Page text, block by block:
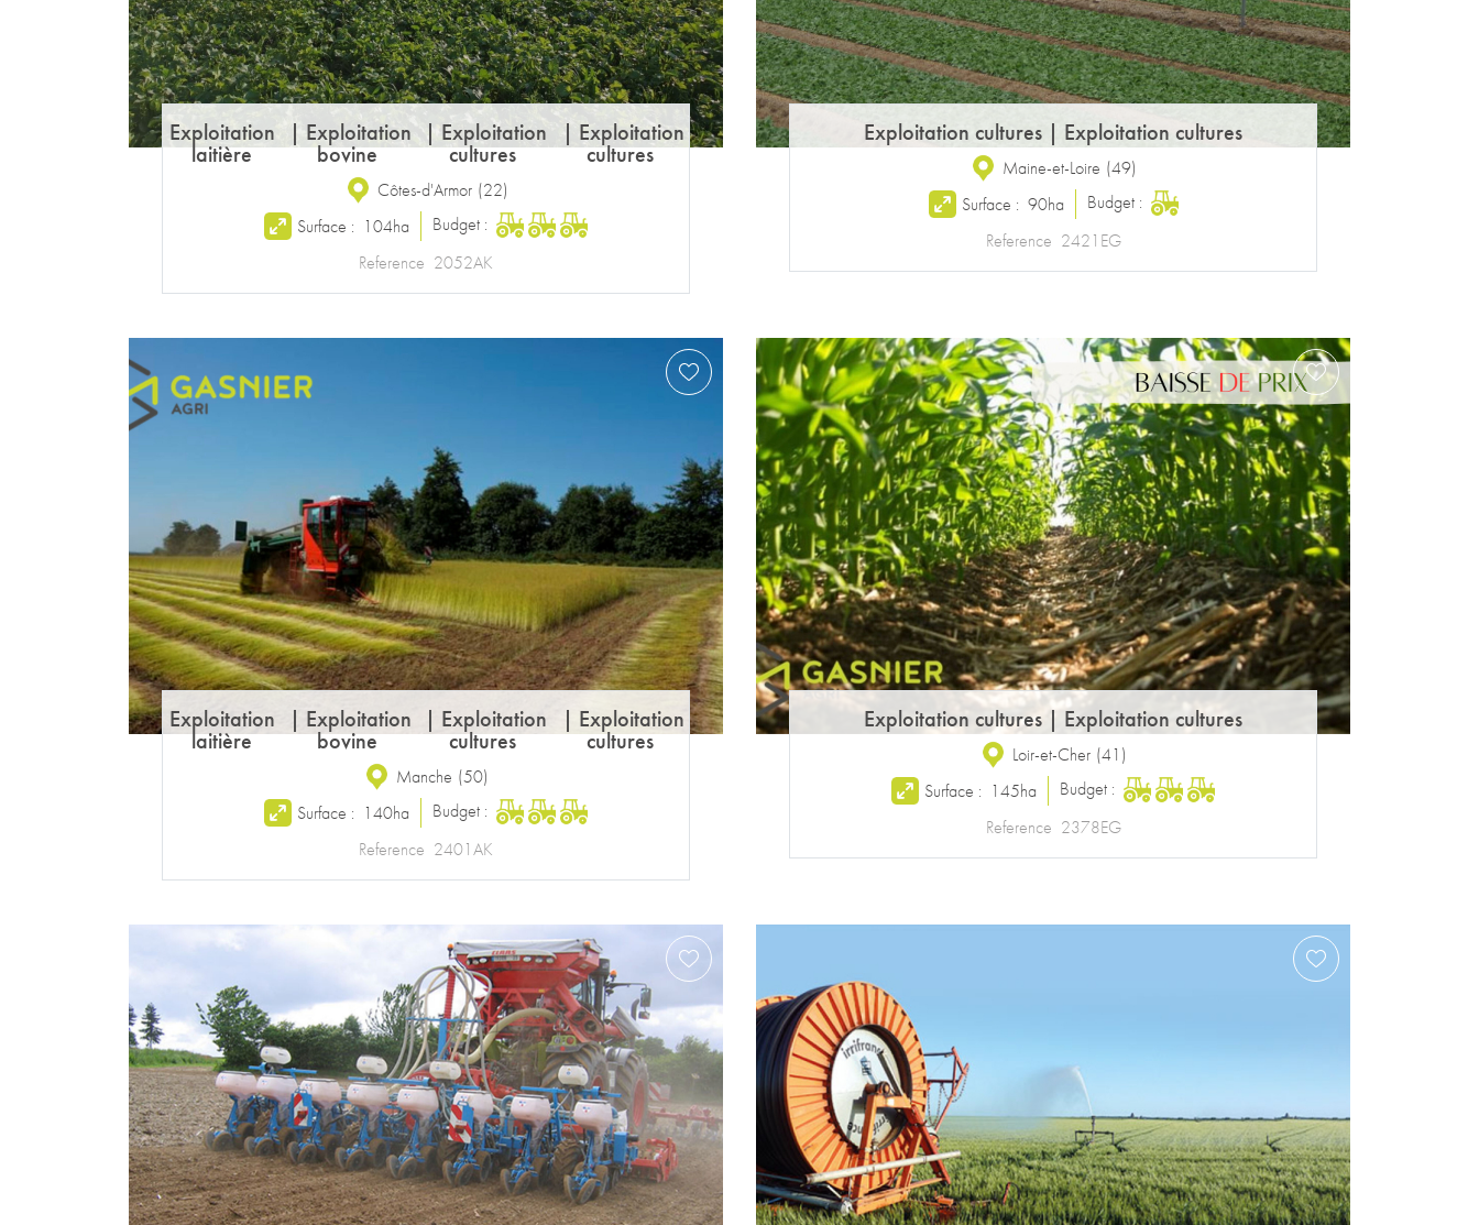
Exploitation
laitière
| Exploitation
bovine
| Exploitation
cultures
| Exploitation
cultures
Côtes-d'Armor (22)
Surface : 104ha
Budget :
Reference 2052AK
Exploitation cultures | Exploitation cultures
Maine-et-Loire (49)
Surface : 90ha
Budget :
Reference 2421EG
Exploitation
laitière
| Exploitation
bovine
| Exploitation
cultures
| Exploitation
cultures
Manche (50)
Surface : 140ha
Budget :
Reference 2401AK
Exploitation cultures | Exploitation cultures
Loir-et-Cher (41 )
Surface : 145ha
Budget :
Reference 2378EG